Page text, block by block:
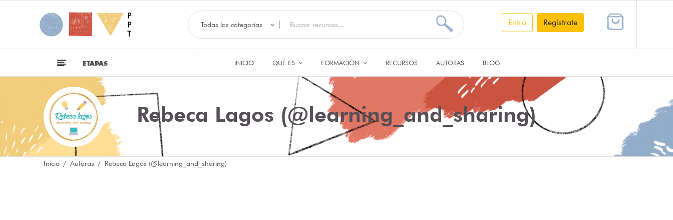
Todas las categorías Entra Regístrate
ETAPAS INICIO QUÉ ES FORMACIÓN RECURSOS AUTORAS BLOG
Rebeca Lagos (@learning_and_sharing)
Inicio Autoras Rebeca Lagos (@learning_and_sharing)